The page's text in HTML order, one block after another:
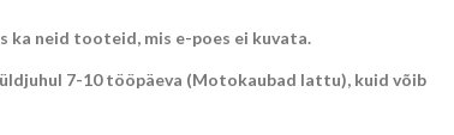
ka neid tooteid, mis e-poes ei kuvata.
7-10 tööpäeva (Motokaubad lattu), kuid võib